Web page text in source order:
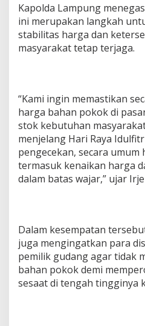
Kapolda Lampung
ini merupakan langkah
stabilitas harga dan
masyarakat tetap terjaga.
“Kami ingin memastikan
harga bahan pokok di
stok kebutuhan
menjelang Hari Raya
pengecekan, secara umum
termasuk kenaikan harga
dalam batas wajar,” ujar
Dalam kesempatan
juga mengingatkan para
pemilik gudang agar tidak
bahan pokok demi
sesaat di tengah tingginya